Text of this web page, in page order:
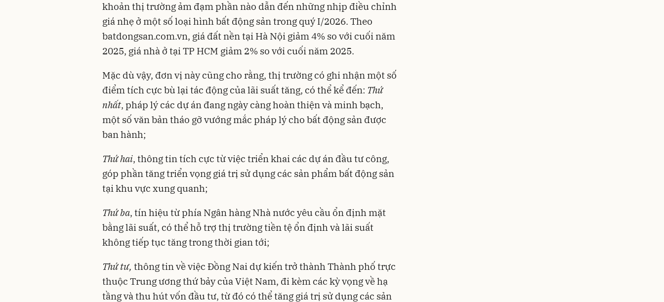
khoản thị trường ảm đạm phần nào dẫn đến những nhịp điều chỉnh
giá nhẹ ở một số loại hình bất động sản trong quý I/2026. Theo
batdongsan.com.vn, giá đất nền tại Hà Nội giảm 4% so với cuối năm
2025, giá nhà ở tại TP HCM giảm 2% so với cuối năm 2025.
Mặc dù vậy, đơn vị này cũng cho rằng, thị trường có ghi nhận một số
điểm tích cực bù lại tác động của lãi suất tăng, có thể kể đến: Thứ
nhất, pháp lý các dự án đang ngày càng hoàn thiện và minh bạch,
một số văn bản tháo gỡ vướng mắc pháp lý cho bất động sản được
ban hành;
Thứ hai, thông tin tích cực từ việc triển khai các dự án đầu tư công,
góp phần tăng triển vọng giá trị sử dụng các sản phẩm bất động sản
tại khu vực xung quanh;
Thứ ba, tín hiệu từ phía Ngân hàng Nhà nước yêu cầu ổn định mặt
bằng lãi suất, có thể hỗ trợ thị trường tiền tệ ổn định và lãi suất
không tiếp tục tăng trong thời gian tới;
Thứ tư, thông tin về việc Đồng Nai dự kiến trở thành Thành phố trực
thuộc Trung ương thứ bảy của Việt Nam, đi kèm các kỳ vọng về hạ
tầng và thu hút vốn đầu tư, từ đó có thể tăng giá trị sử dụng các sản